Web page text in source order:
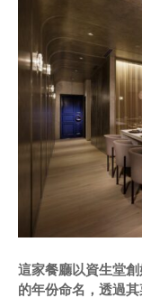
這家餐廳以資生堂
的年份命名，透過